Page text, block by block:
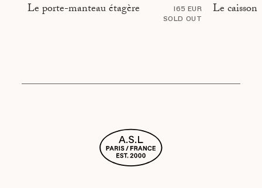
Le porte-manteau étagère
165 EUR
SOLD OUT
Le caisson